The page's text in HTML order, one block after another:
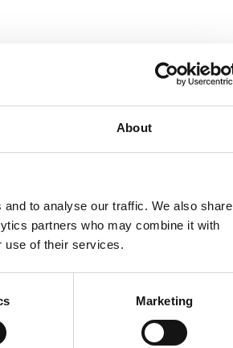
About
to analyse our traffic. We also share
partners who may combine it with
use of their services.
Marketing